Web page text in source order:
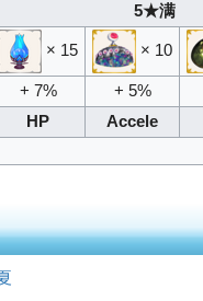
5★满
× 15 × 10
+ 7% + 5%
HP Accele